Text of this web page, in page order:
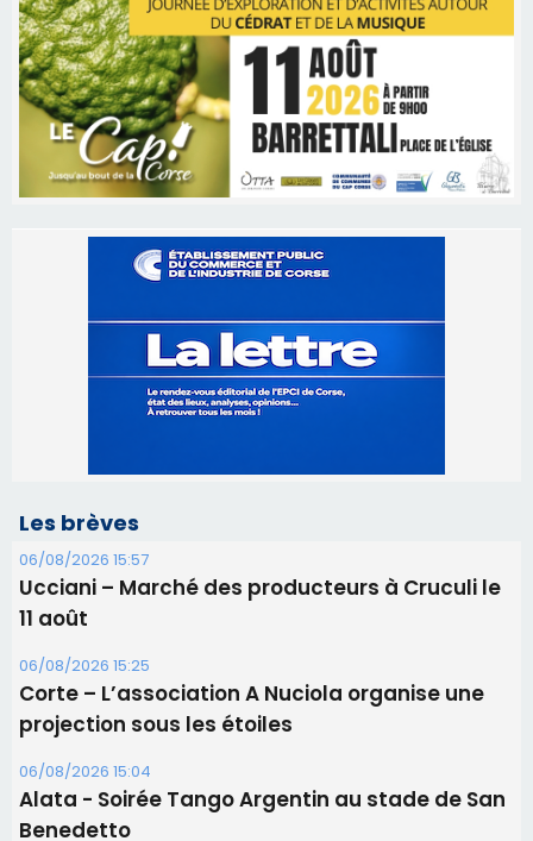
06/08/2026 15:57
Ucciani – Marché des producteurs à Cruculi le
Corte – L’association A Nuciola organise une
projection sous les étoiles
06/08/2026 15:04
Alata - Soirée Tango Argentin au stade de San
Benedetto
05/08/2026 09:53
Biguglia : messe de la Sainte-Marie et
procession le 14 août
31/07/2026 08:24
Tennis - Début ce week-end du tournoi du
RCPV